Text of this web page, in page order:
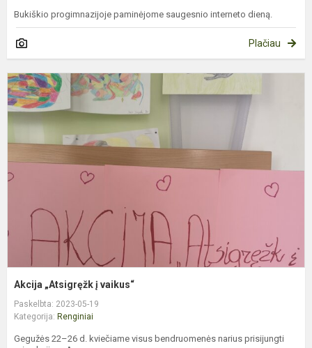
Bukiškio progimnazijoje paminėjome saugesnio interneto dieną.
Plačiau
Akcija „Atsigręžk į vaikus“
Paskelbta: 2023-05-19
Kategorija: Renginiai
Gegužės 22–26 d. kviečiame visus bendruomenės narius prisijungti